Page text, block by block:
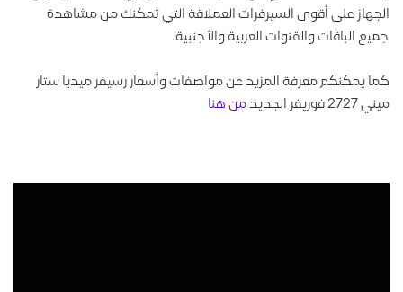
على أقوى السيرفرات العملاقة التي تمكنك من مشاهدة
والقنوات العربية والأجنبية.
معرفة المزيد عن مواصفات وأسعار رسيفر ميديا ستار
من هنا